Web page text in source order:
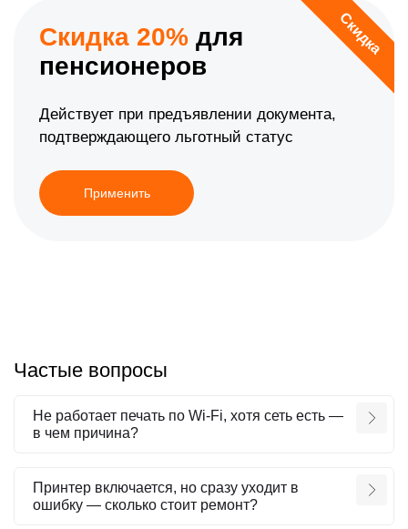
Скидка
Скидка 20% для
пенсионеров
Действует при предъявлении документа,
подтверждающего льготный статус
Применить
Частые вопросы
Не работает печать по Wi-Fi, хотя сеть есть —
в чем причина?
Принтер включается, но сразу уходит в
ошибку — сколько стоит ремонт?